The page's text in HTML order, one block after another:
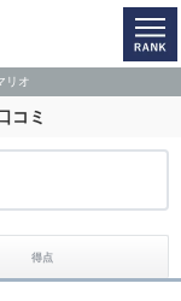
リオ
コミ
得点